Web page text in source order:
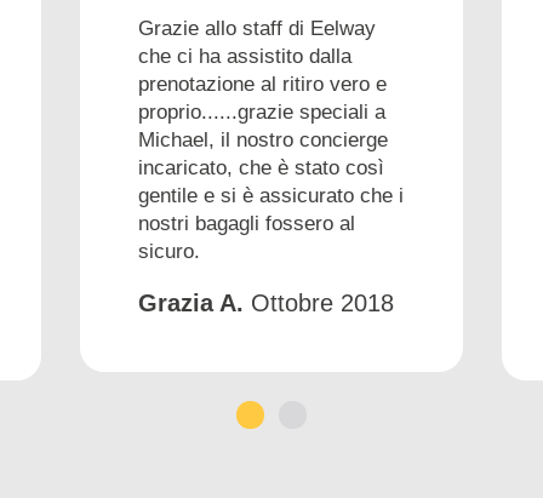
Grazie allo staff di Eelway
che ci ha assistito dalla
prenotazione al ritiro vero e
proprio......grazie speciali a
Michael, il nostro concierge
incaricato, che è stato così
gentile e si è assicurato che i
nostri bagagli fossero al
sicuro.
Grazia A. Ottobre 2018